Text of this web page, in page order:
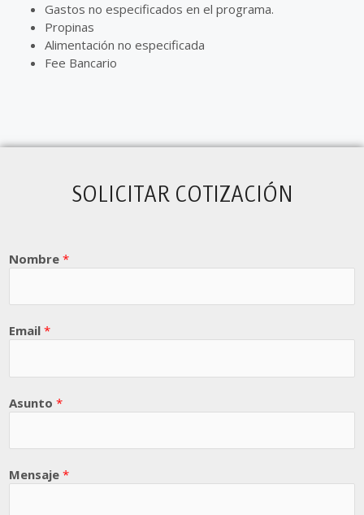
Gastos no especificados en el programa.
Propinas
Alimentación no especificada
Fee Bancario
SOLICITAR COTIZACIÓN
Nombre *
Email *
Asunto *
Mensaje *